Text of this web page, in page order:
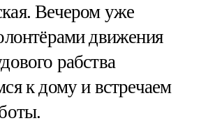
Вечером уже
движения
рабства
к дому и встречаем